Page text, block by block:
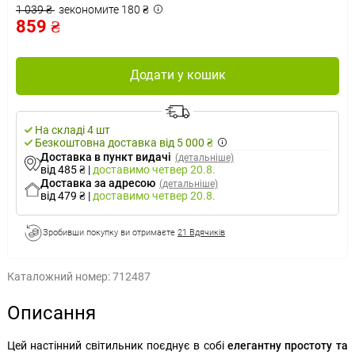
1 039 ₴ зекономите 180 ₴
859 ₴
Додати у кошик
На складі 4 шт
Безкоштовна доставка від 5 000 ₴
Доставка в пункт видачі (детальніше)
від 485 ₴ | доставимочетвер 20.8.
Доставка за адресою (детальніше)
від 479 ₴ | доставимочетвер 20.8.
Зробивши покупку ви отримаєте 21 Вдячиків
Каталожний номер:712487
Описання
Цей настінний світильник поєднує в собі елегантну простоту та